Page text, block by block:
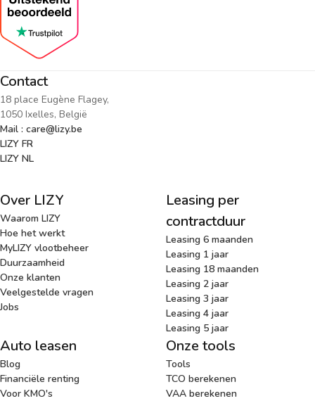
Contact
18 place Eugène Flagey,
1050 Ixelles, België
Mail : care@lizy.be
LIZY FR
LIZY NL
Over LIZY
Waarom LIZY
Hoe het werkt
MyLIZY vlootbeheer
Duurzaamheid
Onze klanten
Veelgestelde vragen
Jobs
Leasing per
contractduur
Leasing 6 maanden
Leasing 1 jaar
Leasing 18 maanden
Leasing 2 jaar
Leasing 3 jaar
Leasing 4 jaar
Leasing 5 jaar
Auto leasen
Blog
Financiële renting
Voor KMO's
Onze tools
Tools
TCO berekenen
VAA berekenen